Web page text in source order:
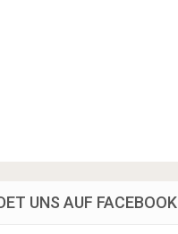
UNS AUF FACEBOOK